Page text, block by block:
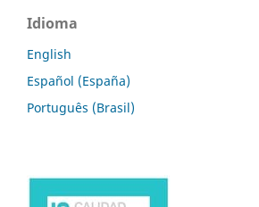
Idioma
English
Español (España)
Português (Brasil)